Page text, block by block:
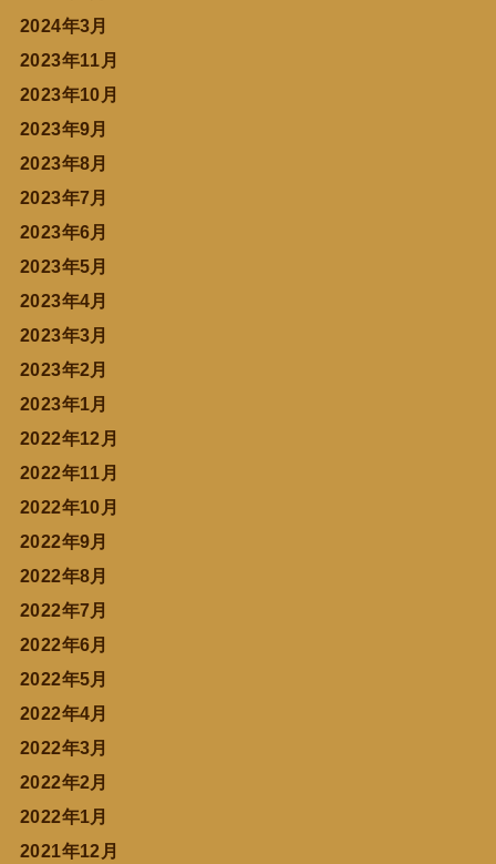
2024年3月
2023年11月
2023年10月
2023年9月
2023年8月
2023年7月
2023年6月
2023年5月
2023年4月
2023年3月
2023年2月
2023年1月
2022年12月
2022年11月
2022年10月
2022年9月
2022年8月
2022年7月
2022年6月
2022年5月
2022年4月
2022年3月
2022年2月
2022年1月
2021年12月